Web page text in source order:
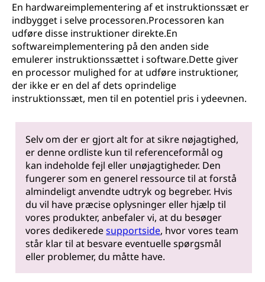
En hardwareimplementering af et instruktionssæt er
indbygget i selve processoren.Processoren kan
udføre disse instruktioner direkte.En
softwareimplementering på den anden side
emulerer instruktionssættet i software.Dette giver
en processor mulighed for at udføre instruktioner,
der ikke er en del af dets oprindelige
instruktionssæt, men til en potentiel pris i ydeevnen.
Selv om der er gjort alt for at sikre nøjagtighed,
er denne ordliste kun til referenceformål og
kan indeholde fejl eller unøjagtigheder. Den
fungerer som en generel ressource til at forstå
almindeligt anvendte udtryk og begreber. Hvis
du vil have præcise oplysninger eller hjælp til
vores produkter, anbefaler vi, at du besøger
vores dedikeredesupportside, hvor vores team
står klar til at besvare eventuelle spørgsmål
eller problemer, du måtte have.